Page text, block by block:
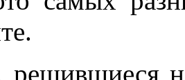
решившиеся